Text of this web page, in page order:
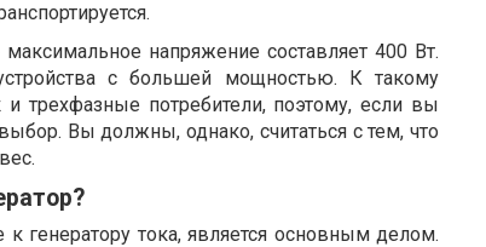
напряжение составляет 400 Вт.
с большей мощностью. К такому
трехфазные потребители, поэтому, если вы
Вы должны, однако, считаться с тем, что
генератору тока, является основным делом.